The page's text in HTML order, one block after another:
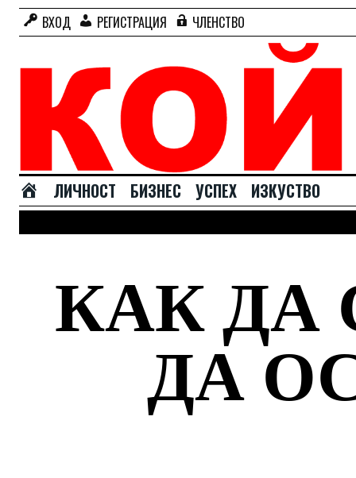
ВХОД РЕГИСТРАЦИЯ ЧЛЕНСТВО
А
ЛИЧНОСТ БИЗНЕС УСПЕХ ИЗКУСТВО
КАК ДА
ДА